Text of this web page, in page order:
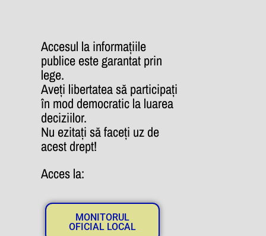
Accesul la informațiile
publice este garantat prin
lege.
Aveți libertatea să participați
în mod democratic la luarea
deciziilor.
Nu ezitați să faceți uz de
acest drept!
Acces la:
MONITORUL
OFICIAL LOCAL